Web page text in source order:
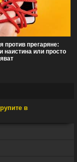
против прегаряне:
наистина или просто
в